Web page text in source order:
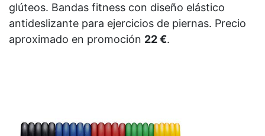
glúteos. Bandas fitness con diseño elástico
antideslizante para ejercicios de piernas. Precio
aproximado en promoción 22 €.